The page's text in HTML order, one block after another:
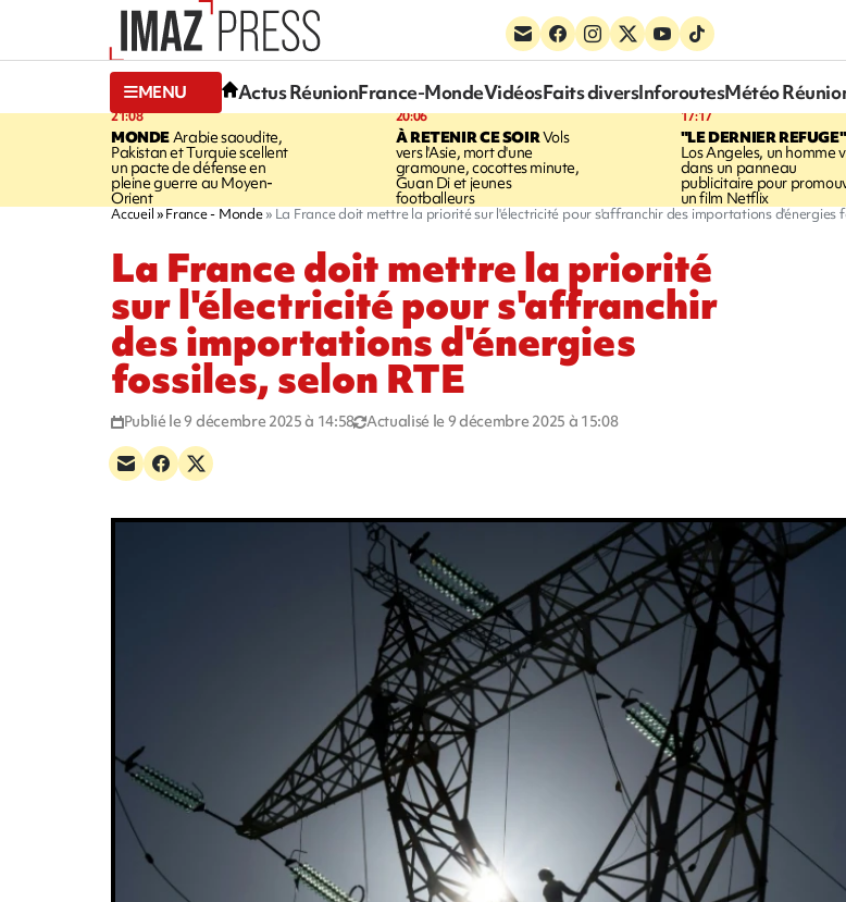
MENU Actus RéunionFrance-MondeVidéosFaits diversInforoutesMétéo
21:08
MONDE Arabie saoudite,
Pakistan et Turquie scellent
un pacte de défense en
pleine guerre au Moyen-
Orient
20:06
À RETENIR CE SOIRVols
vers l'Asie, mort d'une
gramoune, cocottes minute,
Guan Di et jeunes
footballeurs
17:17
"LE DERNIER REFUGE"
Los Angeles, un homme
dans un panneau
publicitaire pour
un film Netflix
Accueil France - Monde La France doit mettre la priorité sur l'électricité pour s'affranchir des importations d'énergies
La France doit mettre la priorité
sur l'électricité pour s'affranchir
des importations d'énergies
fossiles, selon RTE
Publié le 9 décembre 2025 à 14:58 Actualisé le 9 décembre 2025 à 15:08